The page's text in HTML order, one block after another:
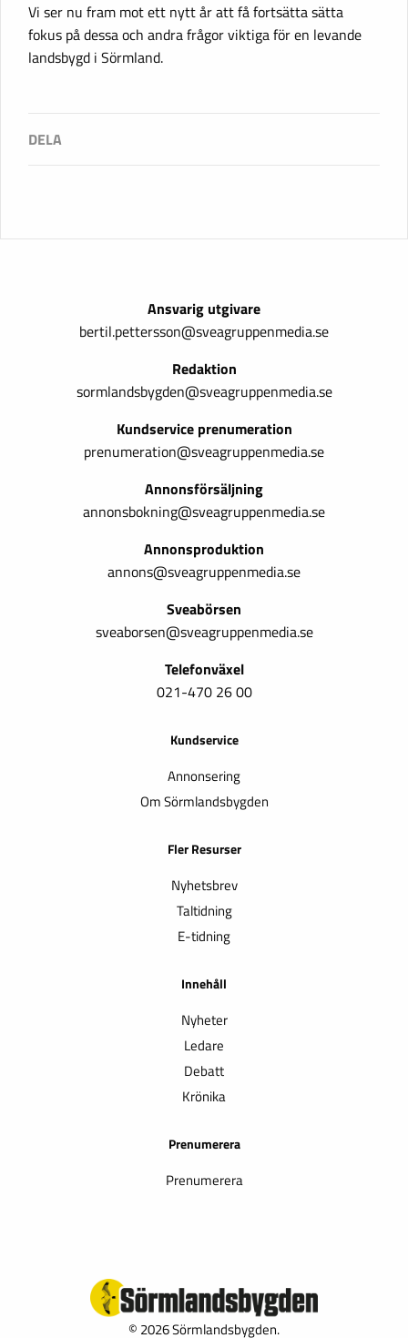
Vi ser nu fram mot ett nytt år att få fortsätta sätta
fokus på dessa och andra frågor viktiga för en levande
landsbygd i Sörmland.
Ansvarig utgivare
bertil.pettersson@sveagruppenmedia.se
Redaktion
sormlandsbygden@sveagruppenmedia.se
Kundservice prenumeration
prenumeration@sveagruppenmedia.se
Annonsförsäljning
annonsbokning@sveagruppenmedia.se
Annonsproduktion
annons@sveagruppenmedia.se
Sveabörsen
sveaborsen@sveagruppenmedia.se
Telefonväxel
021-470 26 00
Kundservice
Annonsering
Om Sörmlandsbygden
Fler Resurser
Nyhetsbrev
Taltidning
E-tidning
Innehåll
Nyheter
Ledare
Debatt
Krönika
Prenumerera
Prenumerera
© 2026 Sörmlandsbygden.